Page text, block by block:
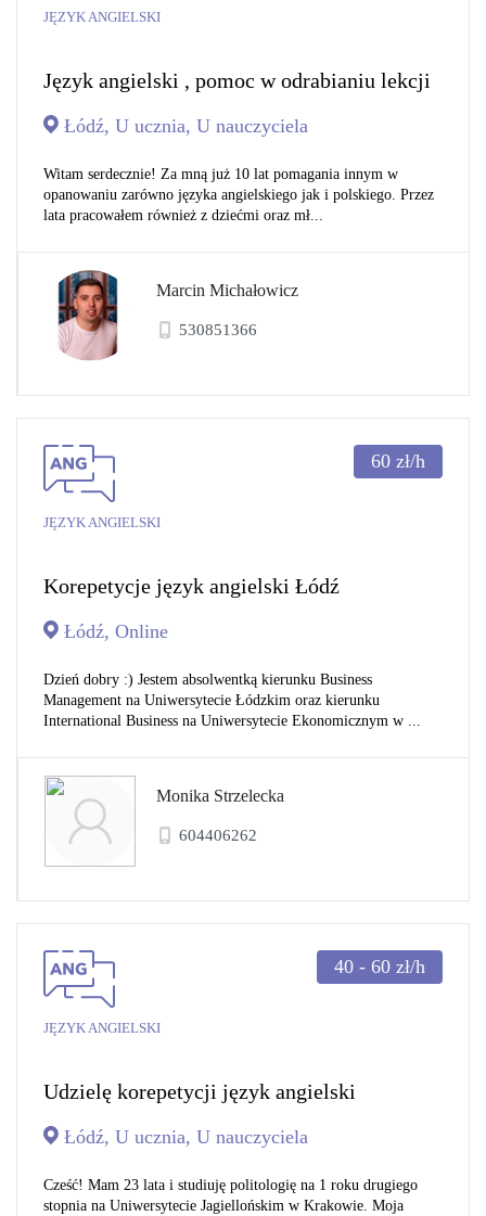
JĘZYK ANGIELSKI
Język angielski , pomoc w odrabianiu lekcji
Łódź, U ucznia, U nauczyciela
Witam serdecznie! Za mną już 10 lat pomagania innym w
opanowaniu zarówno języka angielskiego jak i polskiego. Przez
lata pracowałem również z dziećmi oraz mł...
Marcin Michałowicz
530851366
JĘZYK ANGIELSKI
60 zł/h
Korepetycje język angielski Łódź
Łódź, Online
Dzień dobry :) Jestem absolwentką kierunku Business
Management na Uniwersytecie Łódzkim oraz kierunku
International Business na Uniwersytecie Ekonomicznym w ...
Monika Strzelecka
604406262
JĘZYK ANGIELSKI
40 - 60 zł/h
Udzielę korepetycji język angielski
Łódź, U ucznia, U nauczyciela
Cześć! Mam 23 lata i studiuję politologię na 1 roku drugiego
stopnia na Uniwersytecie Jagiellońskim w Krakowie. Moja